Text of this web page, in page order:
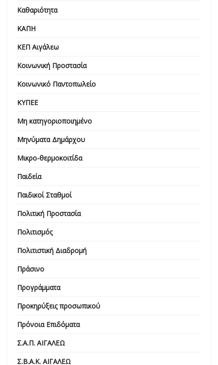
Καθαριότητα
ΚΑΠΗ
ΚΕΠ Αιγάλεω
Κοινωνική Προστασία
Κοινωνικό Παντοπωλείο
ΚΥΠΕΕ
Μη κατηγοριοποιημένο
Μηνύματα Δημάρχου
Μικρο-θερμοκοιτίδα
Παιδεία
Παιδικοί Σταθμοί
Πολιτική Προστασία
Πολιτισμός
Πολιτιστική Διαδρομή
Πράσινο
Προγράμματα
Προκηρύξεις προσωπικού
Πρόνοια Επιδόματα
Σ.Α.Π. ΑΙΓΑΛΕΩ
Σ.Β.Α.Κ. ΑΙΓΑΛΕΩ